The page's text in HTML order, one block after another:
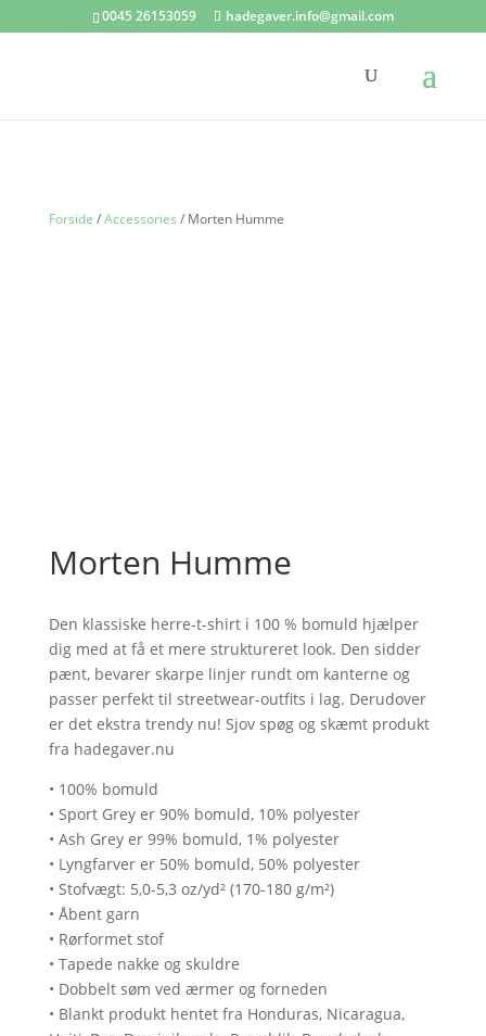
0045 26153059 hadegaver.info@gmail.com
Forside /Accessories / Morten Humme
Morten Humme
Den klassiske herre-t-shirt i 100 % bomuld hjælper
dig med at få et mere struktureret look. Den sidder
pænt, bevarer skarpe linjer rundt om kanterne og
passer perfekt til streetwear-outfits i lag. Derudover
er det ekstra trendy nu! Sjov spøg og skæmt produkt
fra hadegaver.nu
• 100% bomuld
• Sport Grey er 90% bomuld, 10% polyester
• Ash Grey er 99% bomuld, 1% polyester
• Lyngfarver er 50% bomuld, 50% polyester
• Stofvægt: 5,0-5,3 oz/yd² (170-180 g/m²)
• Åbent garn
• Rørformet stof
• Tapede nakke og skuldre
• Dobbelt søm ved ærmer og forneden
• Blankt produkt hentet fra Honduras, Nicaragua,